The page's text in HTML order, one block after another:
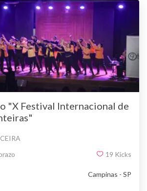
"X Festival Internacional de
19 Kicks
Campinas - SP